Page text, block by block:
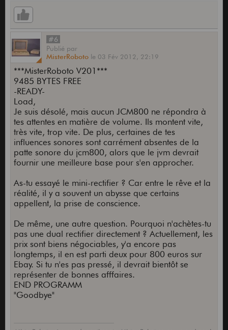
#6
Publié par
MisterRoboto le 03 Fév 2012, 22:19
***MisterRoboto V201***
9485 BYTES FREE
-READY-
Load,
Je suis désolé, mais aucun JCM800 ne répondra à
tes attentes en matière de volume. Ils montent vite,
très vite, trop vite. De plus, certaines de tes
influences sonores sont carrément absentes de la
patte sonore du jcm800, alors que le jvm devrait
fournir une meilleure base pour s'en approcher.
As-tu essayé le mini-rectifier ? Car entre le rêve et la
réalité, il y a souvent un abysse que certains
appellent, la prise de conscience.
De même, une autre question. Pourquoi n'achètes-tu
pas une dual rectifier directement ? Actuellement, les
prix sont biens négociables, y'a encore pas
longtemps, il en est parti deux pour 800 euros sur
Ebay. Si tu n'es pas pressé, il devrait bientôt se
représenter de bonnes afffaires.
END PROGRAMM
"Goodbye"